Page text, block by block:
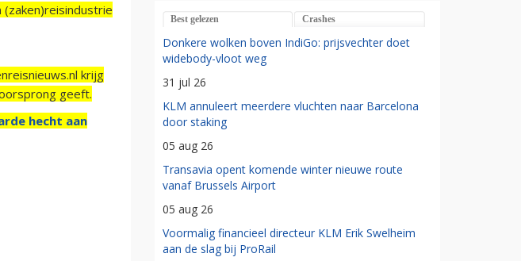
krijg
geeft.
hecht aan
Best gelezen Crashes
Donkere wolken boven IndiGo: prijsvechter doet
widebody-vloot weg
31 jul 26
KLM annuleert meerdere vluchten naar Barcelona
door staking
05 aug 26
Transavia opent komende winter nieuwe route
vanaf Brussels Airport
05 aug 26
Voormalig financieel directeur KLM Erik Swelheim
aan de slag bij ProRail